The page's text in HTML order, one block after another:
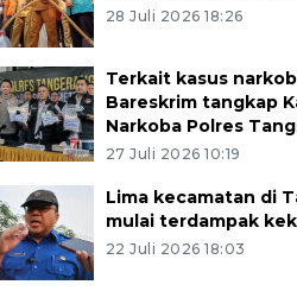
28 Juli 2026 18:26
Terkait kasus
Bareskrim tangkap
Narkoba Polres
27 Juli 2026 10:19
Lima kecamatan di
mulai terdampak
22 Juli 2026 18:03